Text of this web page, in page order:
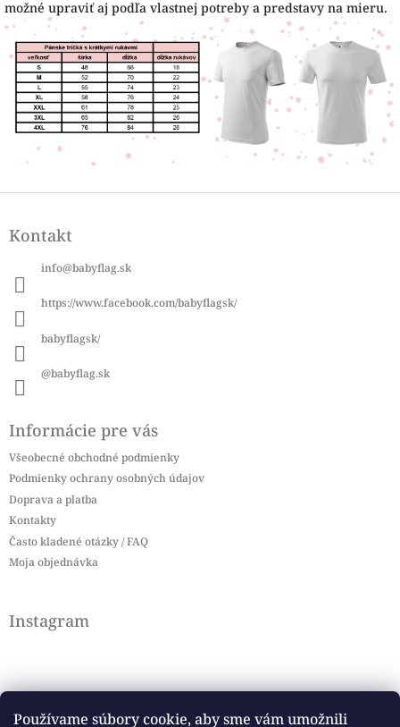
Používame súbory cookie, aby sme vám umožnili
možné upraviť aj podľa vlastnej potreby a predstavy na mieru.
Z
pKontakt
info@babyflag.sk
https://www.facebook.com/babyflagsk/
babyflagsk/
@babyflag.sk
Informácie pre vás
Všeobecné obchodné podmienky
Podmienky ochrany osobných údajov
Doprava a platba
Kontakty
Často kladené otázky / FAQ
Moja objednávka
Instagram